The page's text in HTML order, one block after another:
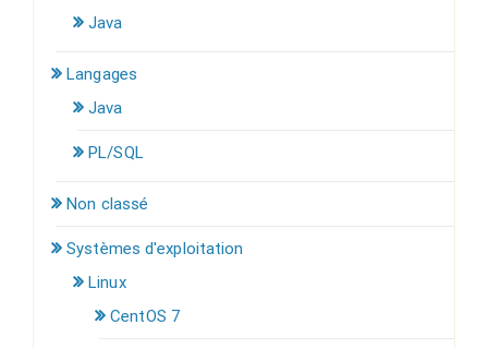
Java
Langages
Java
PL/SQL
Non classé
Systèmes d'exploitation
Linux
CentOS 7